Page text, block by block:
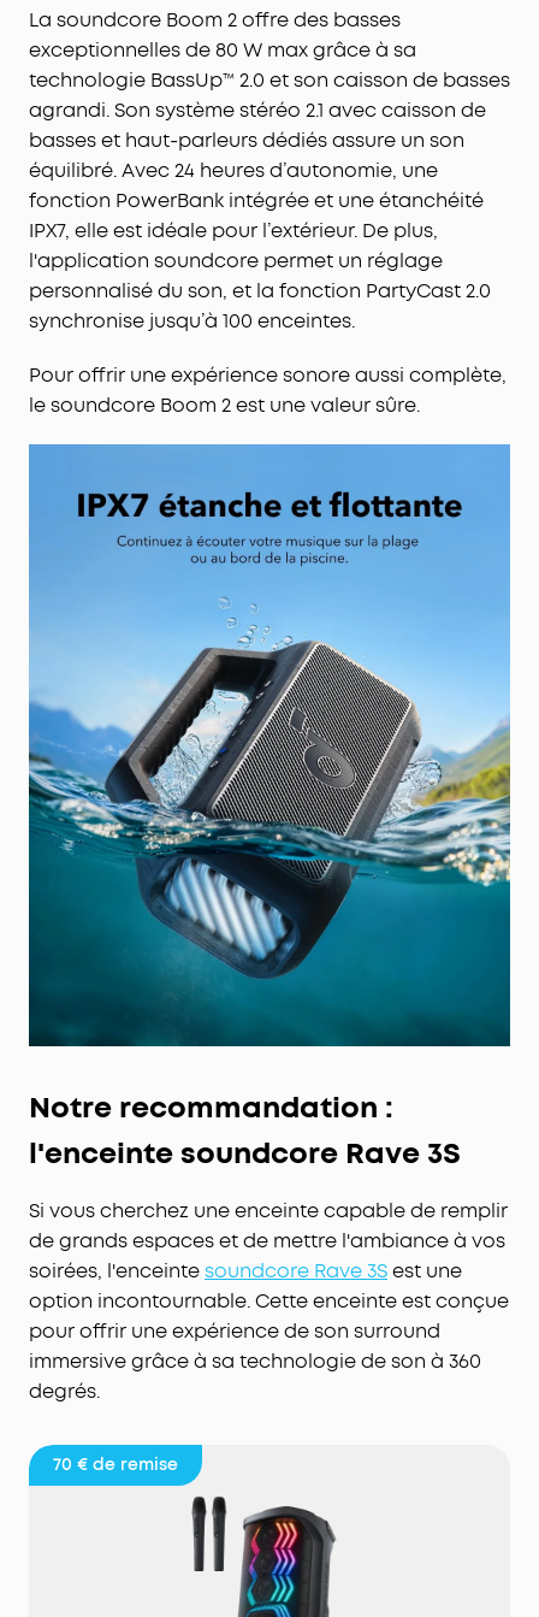
pouvez écouter votre musique pendant 24 heures
avec une seule charge, et grâce au PowerBank
intégré, vous pouvez garder votre téléphone sous
tension où que vous soyez.
Étanchéité IPX7 et flottabilité : conçu pour faire
face à toutes les aventures, vous pouvez
l'emmener à la plage, au bord de la piscine ou
sous la pluie sans craindre de l'abimer.
Votre son à votre façon :Utilisez l'égaliseur
professionnel pour trouver le son parfait pour
n'importe quel morceau ou ambiance. Et avec
PartyCast 2.0, vous pouvez connecter jusqu'à plus
niveau supérieur.
La soundcore Boom 2 offre des basses
exceptionnelles de 80 W max grâce à sa
technologie BassUp™ 2.0 et son caisson de basses
agrandi. Son système stéréo 2.1 avec caisson de
basses et haut-parleurs dédiés assure un son
équilibré. Avec 24 heures d’autonomie, une
fonction PowerBank intégrée et une étanchéité
IPX7, elle est idéale pour l’extérieur. De plus,
l'application soundcore permet un réglage
personnalisé du son, et la fonction PartyCast 2.0
synchronise jusqu’à 100 enceintes.
Pour offrir une expérience sonore aussi complète,
le soundcore Boom 2 est une valeur sûre.
Notre recommandation :
l'enceinte soundcore Rave 3S
Si vous cherchez une enceinte capable de remplir
de grands espaces et de mettre l'ambiance à vos
soirées, l'enceintesoundcore Rave 3Sest une
option incontournable. Cette enceinte est conçue
pour offrir une expérience de son surround
immersive grâce à sa technologie de son à 360
degrés.
70 € de remise